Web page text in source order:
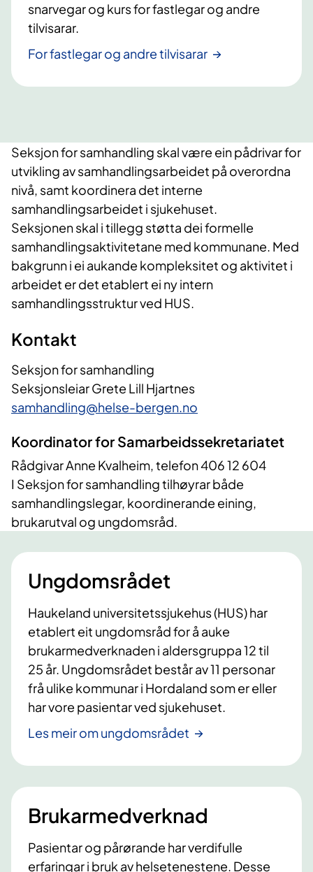
snarvegar og kurs for fastlegar og andre
tilvisarar.
For fastlegar og andre tilvisarar
Seksjon for samhandling skal være ein pådrivar for
utvikling av samhandlingsarbeidet på overordna
nivå, samt koordinera det interne
samhandlingsarbeidet i sjukehuset.
Seksjonen skal i tillegg støtta dei formelle
samhandlingsaktivitetane med kommunane. Med
bakgrunn i ei aukande kompleksitet og aktivitet i
arbeidet er det etablert ei ny intern
samhandlingsstruktur ved HUS.
Kontakt
Seksjon for samhandling
Seksjonsleiar Grete Lill Hjartnes
samhandling@helse-bergen.no
Koordinator for Samarbeidssekretariatet
RådgivarAnne Kvalheim, telefon 406 12 604
I Seksjon for samhandling tilhøyrar både
samhandlingslegar, koordinerande eining,
brukarutval og ungdomsråd.
Ungdomsrådet
Haukeland universitetssjukehus (HUS) har
etablert eit ungdomsråd for å auke
brukarmedverknaden i aldersgruppa 12 til
25 år. Ungdomsrådet består av 11 personar
frå ulike kommunar i Hordaland som er eller
har vore pasientar ved sjukehuset.
Les meir om ungdomsrådet
Brukarmedverknad
Pasientar og pårørande har verdifulle
erfaringar i bruk av helsetenestene. Desse